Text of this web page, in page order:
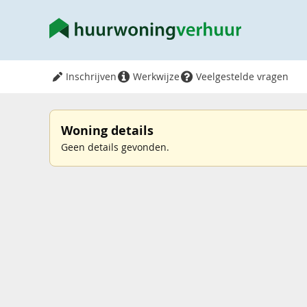
Inschrijven Werkwijze Veelgestelde vragen
Woning details
Geen details gevonden.